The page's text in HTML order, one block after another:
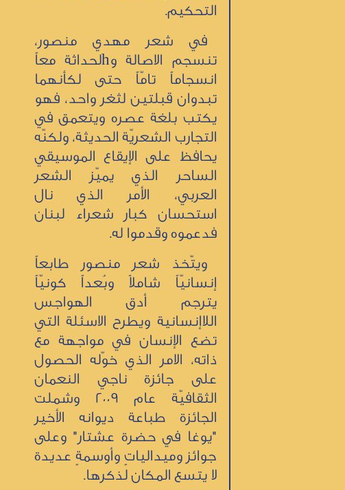
التحكيم.
في شعر مهدي منصور،
تنسجم الاصالة وhلحداثة معاً
انسجاماً تامّاً حتى لكأنهما
تبدوان قبلتين لثغر واحد، فهو
يكتب بلغة عصره ويتعمق في
التجارب الشعريّة الحديثة، ولكنّه
يحافظ على الإيقاع الموسيقي
الساحر الذي يميّز الشعر
العربي، الأمر الذي نال
استحسان كبار شعراء لبنان
فدعموه وقدموا له.
ويتّخذ شعر منصور طابعاً
إنسانيّاً شاملاً وبُعداً كونيّاً
يترجم أدق الهواجس
اللاإنسانية ويطرح الاسئلة التي
تضع الإنسان في مواجهة مع
ذاته، الامر الذي خوّله الحصول
على جائزة ناجي النعمان
الثقافيّة عام 2009 وشملت
الجائزة طباعة ديوانه الأخير
"يوغا في حضرة عشتار" وعلى
جوائز وميدالياتٍ وأوسمةٍ عديدة
لا يتسع المكان لذكرها.